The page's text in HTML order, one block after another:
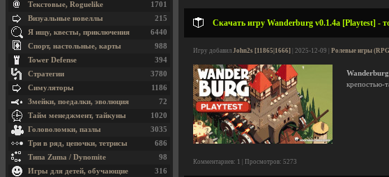
Скачать игру Wanderburg v0.1.4a [Playtest] -
Игру добавил John2s [11865|1666] | 2025-12-09 | Ролевые игры
Wanderburg
крепостью-
Комментариев: 1 | Просмотров: 5273
1701
Текстовые, Roguelike
215
Визуальные новеллы
6440
Я ищу, квесты, приключения
988
Спорт, настольные, карты
394
Tower Defense
3780
Стратегии
1186
Симуляторы
72
Змейки, поедалки, эволюция
1020
Тайм менеджмент, тайкуны
3035
Головоломки, пазлы
686
Три в ряд, цепочки, тетрисы
98
Типа Zuma / Dynomite
316
Игры для детей, обучающие